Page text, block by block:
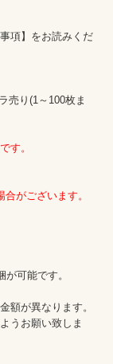
項】をお読みくだ
売り(1～100枚ま
す。
がございます。
が可能です。
額が異なります。
うお願い致しま